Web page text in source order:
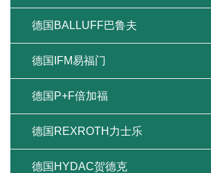
德国BALLUFF巴鲁夫
德国IFM易福门
德国P+F倍加福
德国REXROTH力士乐
德国HYDAC贺德克